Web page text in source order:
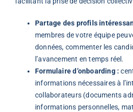
Partage des profils
membres de votre équipe
données, commenter les
l’avancement en temps réel.
Formulaire d’onboarding :
informations nécessaires à
collaborateurs (documents
informations personnelles,